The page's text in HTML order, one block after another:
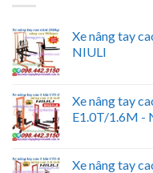
Xe nâng tay
NIULI
Xe nâng tay
E1.0T/1.6M -
Xe nâng tay